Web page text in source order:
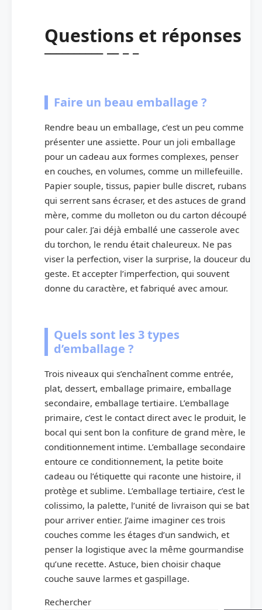
Questions et réponses
Faire un beau emballage ?
Rendre beau un emballage, c’est un peu comme
présenter une assiette. Pour un joli emballage
pour un cadeau aux formes complexes, penser
en couches, en volumes, comme un millefeuille.
Papier souple, tissus, papier bulle discret, rubans
qui serrent sans écraser, et des astuces de grand
mère, comme du molleton ou du carton découpé
pour caler. J’ai déjà emballé une casserole avec
du torchon, le rendu était chaleureux. Ne pas
viser la perfection, viser la surprise, la douceur du
geste. Et accepter l’imperfection, qui souvent
donne du caractère, et fabriqué avec amour.
Quels sont les 3 types
d’emballage ?
Trois niveaux qui s’enchaînent comme entrée,
plat, dessert, emballage primaire, emballage
secondaire, emballage tertiaire. L’emballage
primaire, c’est le contact direct avec le produit, le
bocal qui sent bon la confiture de grand mère, le
conditionnement intime. L’emballage secondaire
entoure ce conditionnement, la petite boite
cadeau ou l’étiquette qui raconte une histoire, il
protège et sublime. L’emballage tertiaire, c’est le
colissimo, la palette, l’unité de livraison qui se bat
pour arriver entier. J’aime imaginer ces trois
couches comme les étages d’un sandwich, et
penser la logistique avec la même gourmandise
qu’une recette. Astuce, bien choisir chaque
couche sauve larmes et gaspillage.
Rechercher